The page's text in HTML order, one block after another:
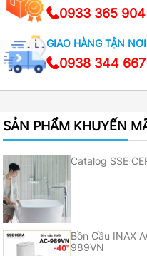
0933 365 904
GIAO HÀNG TẬN NƠI
0938 344 667
SẢN PHẨM KHUYẾN
Catalog SSE
Bồn Cầu INAX
989VN